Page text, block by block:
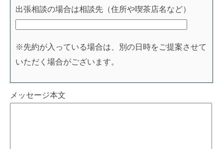
出張相談の場合は相談先（住所や喫茶店名など）
※先約が入っている場合は、別の日時をご提案させて
いただく場合がございます。
メッセージ本文